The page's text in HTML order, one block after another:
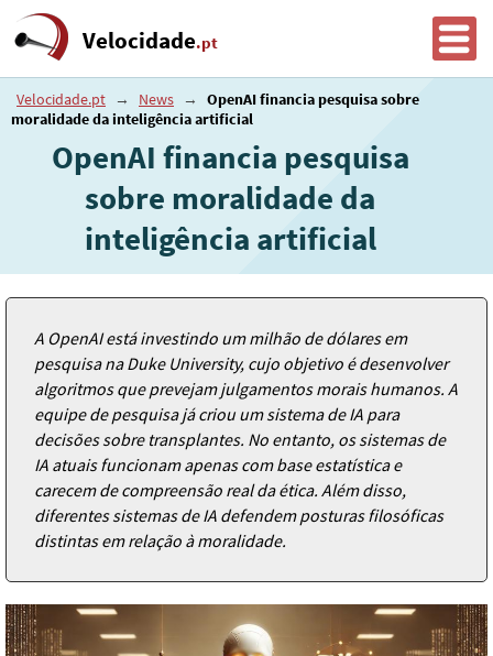
Velocidade.pt
Velocidade.pt → News →
OpenAI financia pesquisa sobre
moralidade da inteligência artificial
OpenAI financia pesquisa
sobre moralidade da
inteligência artificial
A OpenAI está investindo um milhão de dólares em
pesquisa na Duke University, cujo objetivo é desenvolver
algoritmos que prevejam julgamentos morais humanos. A
equipe de pesquisa já criou um sistema de IA para
decisões sobre transplantes. No entanto, os sistemas de
IA atuais funcionam apenas com base estatística e
carecem de compreensão real da ética. Além disso,
diferentes sistemas de IA defendem posturas filosóficas
distintas em relação à moralidade.